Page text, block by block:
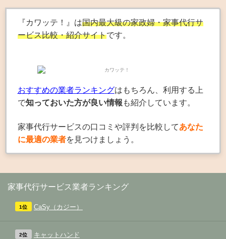
『カワッテ！』は国内最大級の家政婦・家事代行サ
ービス比較・紹介サイトです。
おすすめの業者ランキングはもちろん、利用する上
で知っておいた方が良い情報 も紹介しています。
家事代行サービスの口コミや評判を比較してあなた
に最適の業者を見つけましょう。
家事代行サービス業者ランキング
1位 CaSy（カジー）
2位 キャットハンド